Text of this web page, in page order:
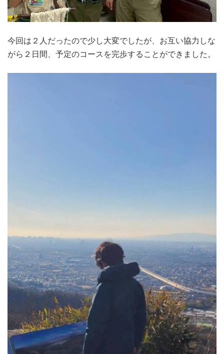
今回は２人だったので少し大変でしたが、お互い協力しな
がら２日間、予定のコースを完歩することができました。